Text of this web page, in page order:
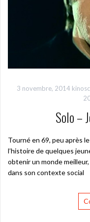
3 novembre, 2014
Solo –
Tourné en 69, peu après
l’histoire de quelques
obtenir un monde
dans son contexte social